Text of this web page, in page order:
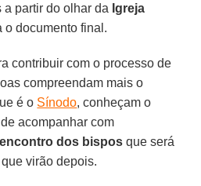
partir do olhar da Igreja
o documento final.
contribuir com o processo de
compreendam mais o
é o Sínodo, conheçam o
acompanhar com
encontro dos bispos que será
virão depois.